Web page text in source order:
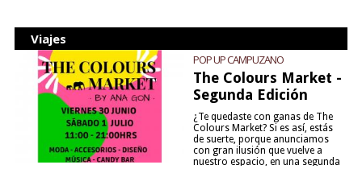
Viajes
POP UP CAMPUZANO
The Colours Market -
Segunda Edición
¿Te quedaste con ganas de The
Colours Market? Si es así, estás
de suerte, porque anunciamos
con gran ilusión que vuelve a
nuestro espacio, en una segunda